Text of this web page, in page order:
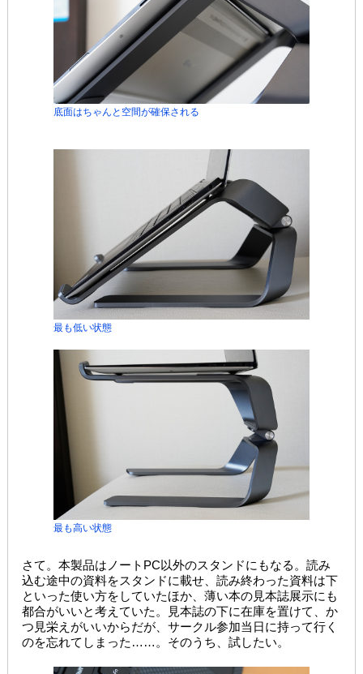
底面はちゃんと空間が確保される
最も低い状態
最も高い状態
さて。本製品はノートPC以外のスタンドにもなる。読み
込む途中の資料をスタンドに載せ、読み終わった資料は下
といった使い方をしていたほか、薄い本の見本誌展示にも
都合がいいと考えていた。見本誌の下に在庫を置けて、か
つ見栄えがいいからだが、サークル参加当日に持って行く
のを忘れてしまった……。そのうち、試したい。